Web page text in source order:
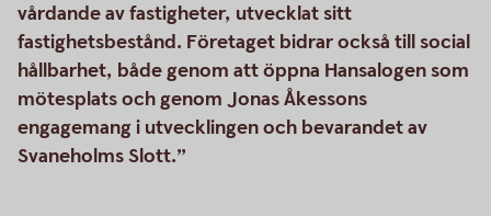
vårdande av fastigheter, utvecklat sitt
fastighetsbestånd. Företaget bidrar också till social
hållbarhet, både genom att öppna Hansalogen som
mötesplats och genom Jonas Åkessons
engagemang i utvecklingen och bevarandet av
Svaneholms Slott.”